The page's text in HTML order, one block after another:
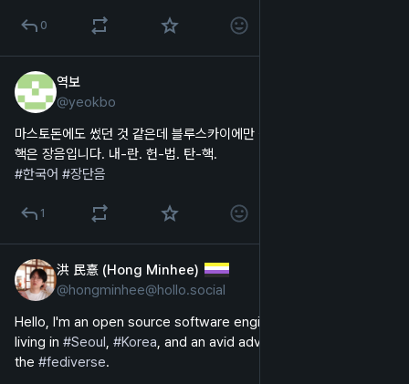
0
역보
@yeokbo
마스토돈에도 썼던 것 같은데 블루스카이에만 썼나보다. 내란, 헌법, 탄
핵은 장음입니다. 내-란. 헌-법. 탄-핵.
#한국어 #장단음
1
洪 民憙 (Hong Minhee)
@hongminhee@hollo.social
Hello, I'm an open source software engineer in my late 30s
living in #Seoul, #Korea, and an avid advocate of
the #fediverse.